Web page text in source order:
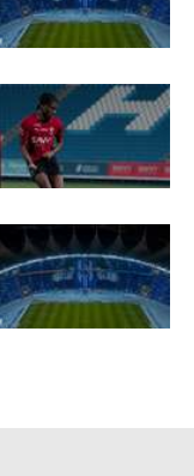
في المونديال
آسيا
أمريكا
أقسام خاصة
Gamers